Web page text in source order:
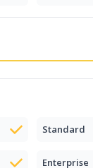
Standard
Enterprise